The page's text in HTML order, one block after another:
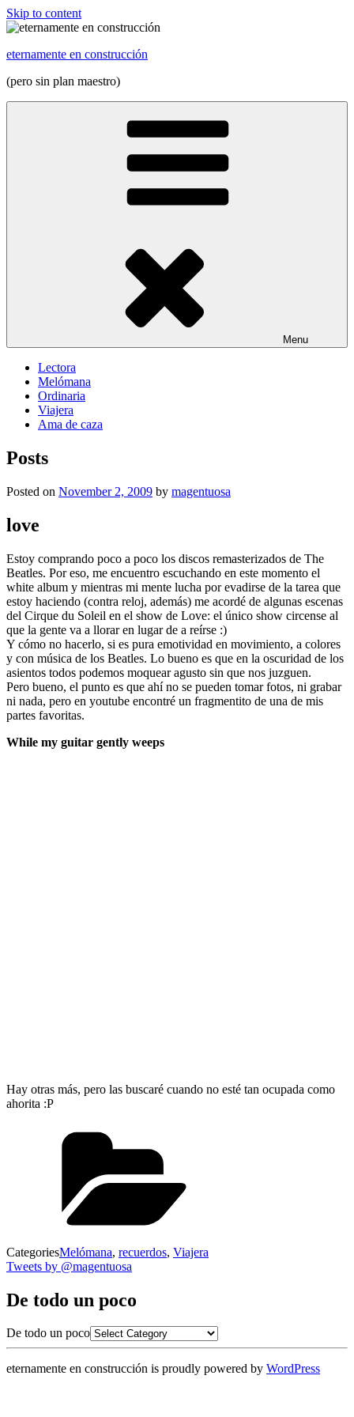
Skip to content
eternamente en construcción
(pero sin plan maestro)
Menu
Lectora
Melómana
Ordinaria
Viajera
Ama de caza
Posts
Posted on November 2, 2009 by magentuosa
love
Estoy comprando poco a poco los discos remasterizados de The
Beatles. Por eso, me encuentro escuchando en este momento el
white album y mientras mi mente lucha por evadirse de la tarea que
estoy haciendo (contra reloj, además) me acordé de algunas escenas
del Cirque du Soleil en el show de Love: el único show circense al
que la gente va a llorar en lugar de a reírse :)
Y cómo no hacerlo, si es pura emotividad en movimiento, a colores
y con música de los Beatles. Lo bueno es que en la oscuridad de los
asientos todos podemos moquear agusto sin que nos juzguen.
Pero bueno, el punto es que ahí no se pueden tomar fotos, ni grabar
ni nada, pero en youtube encontré un fragmentito de una de mis
partes favoritas.
While my guitar gently weeps
Hay otras más, pero las buscaré cuando no esté tan ocupada como
ahorita :P
CategoriesMelómana, recuerdos, Viajera
Tweets by @magentuosa
De todo un poco
De todo un poco
eternamente en construcción is proudly powered by WordPress